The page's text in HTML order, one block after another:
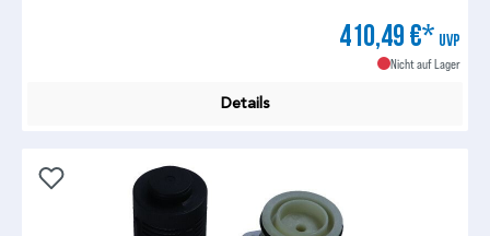
410,49 €* UVP
Nicht auf Lager
Details